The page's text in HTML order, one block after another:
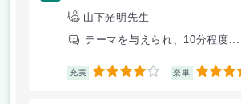
山下光明先生
テーマを与えられ、10分程度...
充実 4 楽単 4